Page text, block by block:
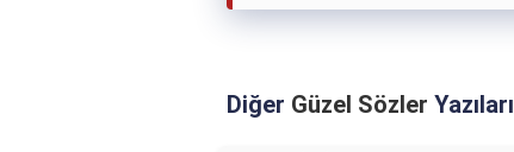
Diğer Güzel Sözler Yazıları